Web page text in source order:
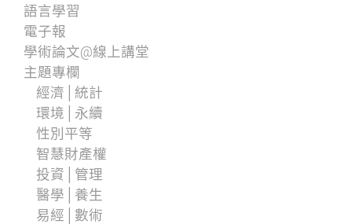
語言學習
電子報
學術論文@線上講堂
主題專欄
經濟│統計
環境│永續
性別平等
智慧財產權
投資│管理
醫學│養生
易經│數術